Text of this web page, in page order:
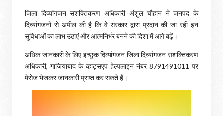
जिला दिव्यांगजन सशक्तिकरण अधिकारी अंशुल चौहान ने जनपद के
दिव्यांगजनों से अपील की है कि वे सरकार द्वारा प्रदान की जा रही इन
सुविधाओं का लाभ उठाएं और आत्मनिर्भर बनने की दिशा में आगे बढ़ें।
अधिक जानकारी के लिए इच्छुक दिव्यांगजन जिला दिव्यांगजन सशक्तिकरण
अधिकारी, गाजियाबाद के व्हाट्सएप हेल्पलाइन नंबर 8791491011 पर
मेसेज भेजकर जानकारी प्राप्त कर सकते हैं।